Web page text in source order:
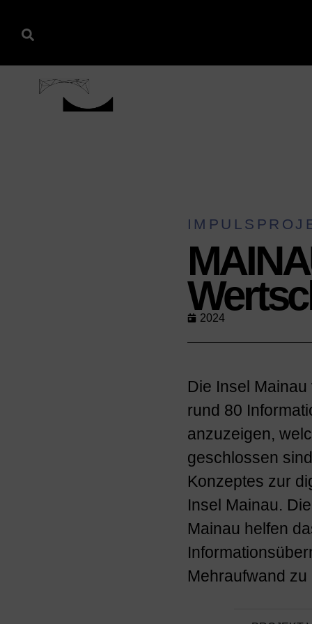
2024
Die Insel
rund 80
anzuzeigen,
geschlossen
Konzeptes zur
Insel Mainau.
Mainau helfen
Mehraufwand zu